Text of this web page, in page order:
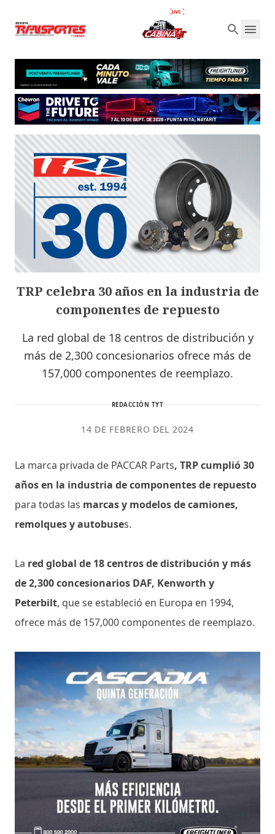
TRP celebra 30 años en la industria de
componentes de repuesto
La red global de 18 centros de distribución y
más de 2,300 concesionarios ofrece más de
157,000 componentes de reemplazo.
REDACCIÓN TYT
14 DE FEBRERO DEL 2024
La marca privada de PACCAR Parts, TRP cumplió 30
años en la industria de componentes de repuesto
para todas las marcas y modelos de camiones,
remolques y autobuses.
La red global de 18 centros de distribución y más
de 2,300 concesionarios DAF, Kenworth y
Peterbilt, que se estableció en Europa en 1994,
ofrece más de 157,000 componentes de reemplazo.